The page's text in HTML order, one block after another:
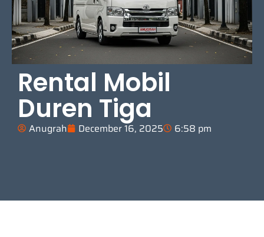
Rental Mobil
Duren Tiga
Anugrah December 16, 2025 6:58 pm